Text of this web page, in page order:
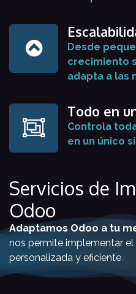
Desde
crecimiento
adapta a las
Todo en
Controla
en un único
Servicios de
Odoo
Adaptamos Odoo a tu
nos permite implementar
personalizada y eficiente.